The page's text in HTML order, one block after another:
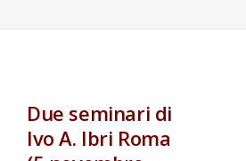
Privacy & Cookies
Due seminari di
Ivo A. Ibri Roma